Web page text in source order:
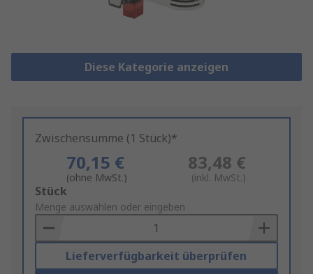
Diese Kategorie anzeigen
Zwischensumme (1 Stück)*
70,15 €
(ohne MwSt.)
83,48 €
(inkl. MwSt.)
Add
to
Basket
Stück
Menge auswählen oder eingeben
Lieferverfügbarkeit überprüfen